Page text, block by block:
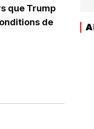
que Trump
de